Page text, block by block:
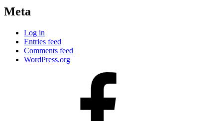
Meta
Log in
Entries feed
Comments feed
WordPress.org